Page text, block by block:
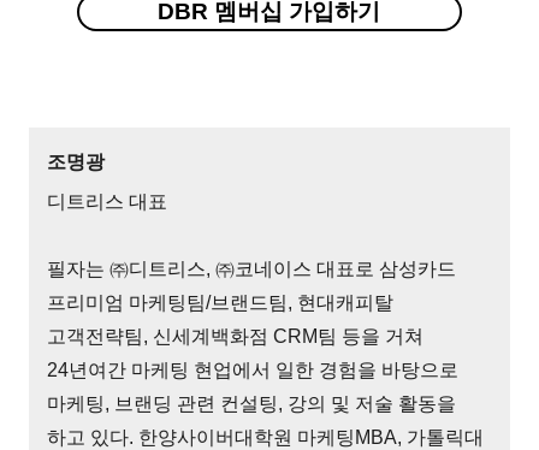
DBR 멤버십 가입하기
조명광
디트리스 대표
필자는 ㈜디트리스, ㈜코네이스 대표로 삼성카드
프리미엄 마케팅팀/브랜드팀, 현대캐피탈
고객전략팀, 신세계백화점 CRM팀 등을 거쳐
24년여간 마케팅 현업에서 일한 경험을 바탕으로
마케팅, 브랜딩 관련 컨설팅, 강의 및 저술 활동을
하고 있다. 한양사이버대학원 마케팅MBA, 가톨릭대